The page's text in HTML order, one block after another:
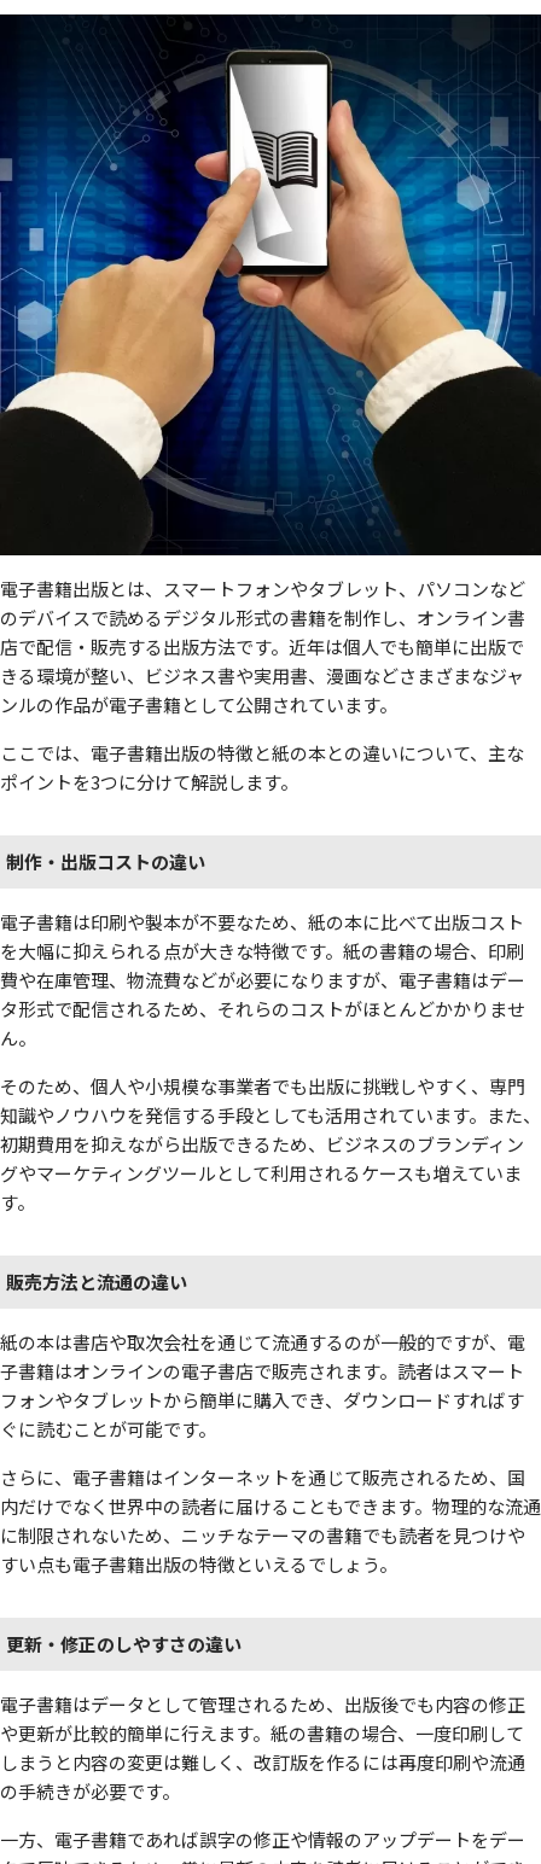
電子書籍出版とは、スマートフォンやタブレット、パソコンなど
のデバイスで読めるデジタル形式の書籍を制作し、オンライン書
店で配信・販売する出版方法です。近年は個人でも簡単に出版で
きる環境が整い、ビジネス書や実用書、漫画などさまざまなジャ
ンルの作品が電子書籍として公開されています。
ここでは、電子書籍出版の特徴と紙の本との違いについて、主な
ポイントを3つに分けて解説します。
制作・出版コストの違い
電子書籍は印刷や製本が不要なため、紙の本に比べて出版コスト
を大幅に抑えられる点が大きな特徴です。紙の書籍の場合、印刷
費や在庫管理、物流費などが必要になりますが、電子書籍はデー
タ形式で配信されるため、それらのコストがほとんどかかりませ
ん。
そのため、個人や小規模な事業者でも出版に挑戦しやすく、専門
知識やノウハウを発信する手段としても活用されています。また、
初期費用を抑えながら出版できるため、ビジネスのブランディン
グやマーケティングツールとして利用されるケースも増えていま
す。
販売方法と流通の違い
紙の本は書店や取次会社を通じて流通するのが一般的ですが、電
子書籍はオンラインの電子書店で販売されます。読者はスマート
フォンやタブレットから簡単に購入でき、ダウンロードすればす
ぐに読むことが可能です。
さらに、電子書籍はインターネットを通じて販売されるため、国
内だけでなく世界中の読者に届けることもできます。物理的な流通
に制限されないため、ニッチなテーマの書籍でも読者を見つけや
すい点も電子書籍出版の特徴といえるでしょう。
更新・修正のしやすさの違い
電子書籍はデータとして管理されるため、出版後でも内容の修正
や更新が比較的簡単に行えます。紙の書籍の場合、一度印刷して
しまうと内容の変更は難しく、改訂版を作るには再度印刷や流通
の手続きが必要です。
一方、電子書籍であれば誤字の修正や情報のアップデートをデー